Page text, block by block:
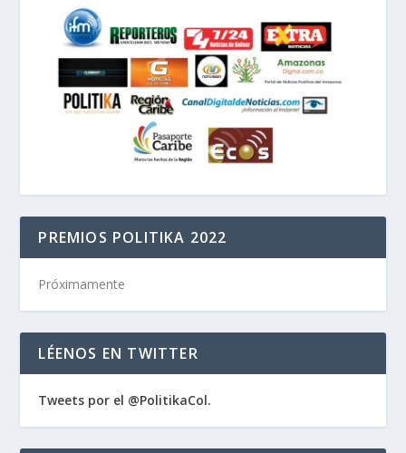
PREMIOS POLITIKA 2022
Próximamente
LÉENOS EN TWITTER
Tweets por el @PolitikaCol.